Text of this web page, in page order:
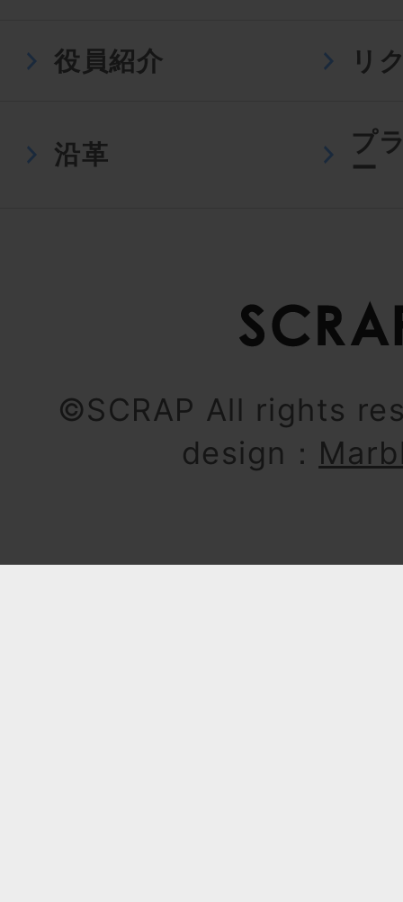
役員紹介 リ
沿革
プ
ー
©SCRAP All rights
design：